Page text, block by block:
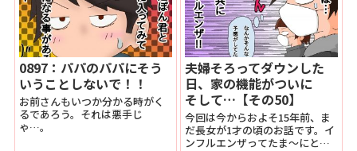
ました。（TwitterもといXを併
せて見てくれている方は知って
いると思いますが、この頃久々
に
0897：パパのパパにそう
いうことしないで！！
お前さんもいつか分かる時がく
るであろう。それは悪手じ
ゃ…。
夫婦そろってダウンした
日、家の機能がついに
そして…【その50】
今回は今からおよそ15年前、ま
だ長女が1才の頃のお話です。イ
ンフルエンザってたま～にとん